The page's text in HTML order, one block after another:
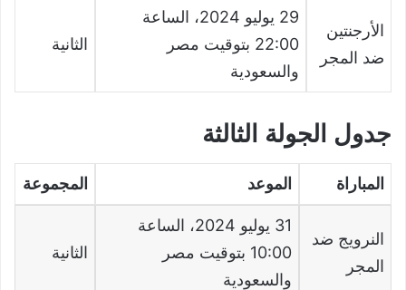
الأرجنتين
ضد المجر
29 يوليو
، الساعة
22:00 بتوقيت مصر
والسعودية
الثانية
جدول الجولة الثالثة
المباراة الموعد المجموعة
النرويج ضد
المجر
31 يوليو
، الساعة
10:00 بتوقيت مصر
والسعودية
الثانية